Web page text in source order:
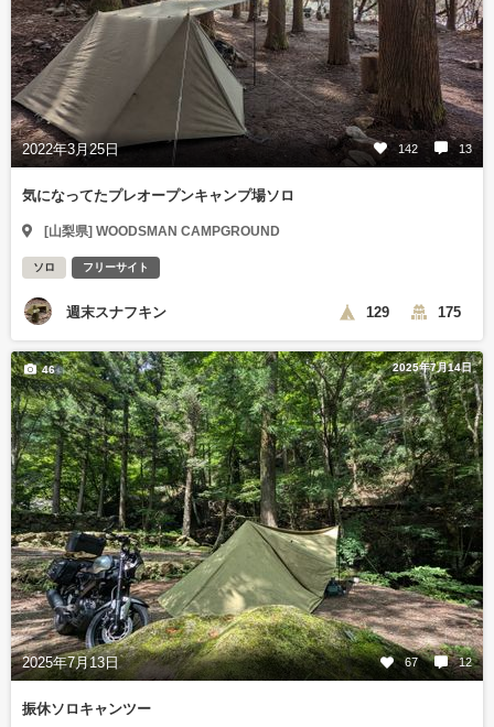
2022年3月25日 142 13
気になってたプレオープンキャンプ場ソロ
[山梨県] WOODSMAN CAMPGROUND
ソロ フリーサイト
週末スナフキン 129 175
2025年7月14日
2025年7月13日 67 12
46
振休ソロキャンツー